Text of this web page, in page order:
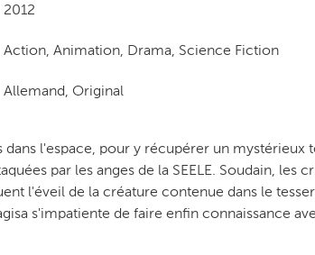
2012
Action, Animation, Drama, Science Fiction
Allemand, Original
dans l'espace, pour y récupérer un mystérieux
par les anges de la SEELE. Soudain, les
l'éveil de la créature contenue dans le
s'impatiente de faire enfin connaissance